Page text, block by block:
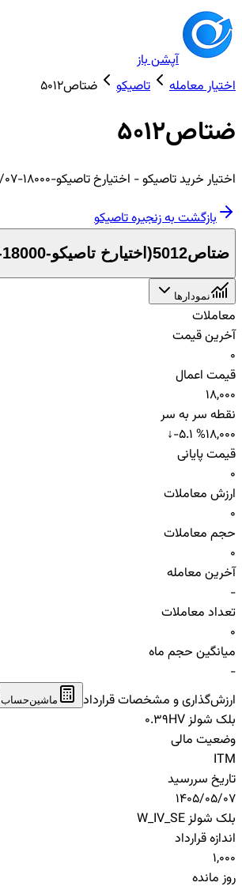
آپشن باز
اختیار معامله
تاصیکو ضتاص5012
ضتاص5012
اختیار خریدتاصیکو- اختیارخ تاصیکو-18000-05/05/07
بازگشت به زنجیرهتاصیکو
ضتاص5012 ( اختیارخ تاصیکو-18000-05/05/07
نمودارها
معاملات
آخرین قیمت
0
قیمت اعمال
18,000
نقطه سر به سر
18,000
↓-5.1 %
قیمت پایانی
0
ارزش معاملات
0
حجم معاملات
0
آخرین معامله
-
تعداد معاملات
0
میانگین حجم ماه
-
ارزش‌گذاری و مشخصات قرارداد
ماشین‌حساب
بلک شولز HV
0.39
وضعیت مالی
ITM
تاریخ سررسید
1405/05/07
بلک شولز W_IV_SE
اندازه قرارداد
1,000
روز مانده